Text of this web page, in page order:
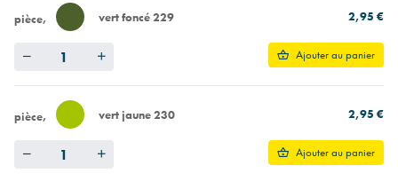
pièce vert foncé 229 2,95 €
Ajouter au panier
pièce vert jaune 230 2,95 €
Ajouter au panier